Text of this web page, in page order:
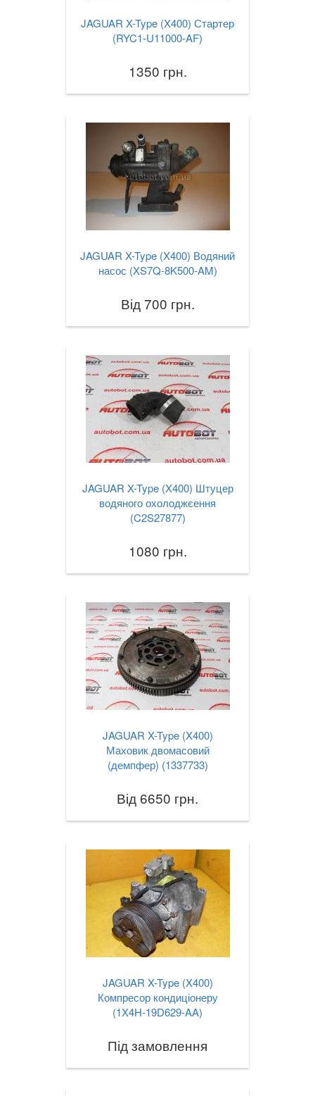
JAGUAR X-Type (X400) Стартер
(RYC1-U11000-AF)
1350 грн.
JAGUAR X-Type (X400) Водяний
насос (XS7Q-8K500-AM)
Від 700 грн.
JAGUAR X-Type (X400) Штуцер
водяного охолоджєення
(C2S27877)
1080 грн.
JAGUAR X-Type (X400)
Маховик двомасовий
(демпфер) (1337733)
Від 6650 грн.
JAGUAR X-Type (X400)
Компресор кондиціонеру
(1X4H-19D629-AA)
Під замовлення